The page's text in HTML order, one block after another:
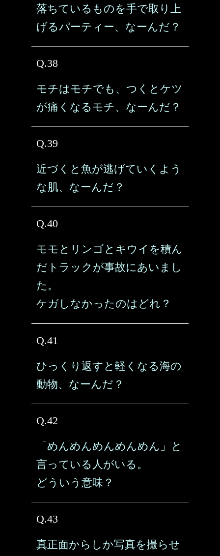
落ちているものを手で取り上
げるパーティー、なーんだ？
Q.38
モチはモチでも、つくとケツ
が痛くなるモチ、なーんだ？
Q.39
近づくと魚が逃げていくよう
な肌、なーんだ？
Q.40
モモとリンゴとキウイを積ん
だトラックが事故にあいまし
た。
ケガしなかったのはどれ？
Q.41
ひっくり返すと軽くなる海の
動物、なーんだ？
Q.42
「めんめんめんめんめん」と
言っている人がいる。
どういう意味？
Q.43
真正面からしか写真を撮らせ